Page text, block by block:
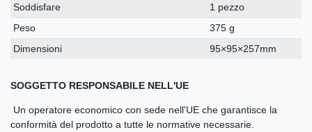
Soddisfare
1 pezzo
Peso
375 g
Dimensioni
95×95×257mm
SOGGETTO RESPONSABILE NELL'UE
Un operatore economico con sede nell'UE che garantisce la
conformità del prodotto a tutte le normative necessarie.